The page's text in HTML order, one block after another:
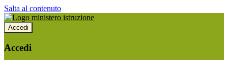
Salta al contenuto
Accedi
Accedi